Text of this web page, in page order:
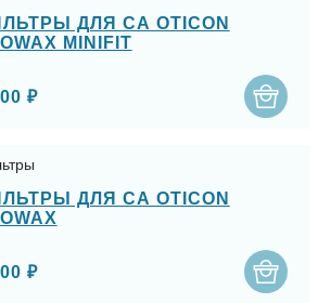
ДЛЯ СА OTICON
MINIFIT
₽
ДЛЯ СА OTICON
₽